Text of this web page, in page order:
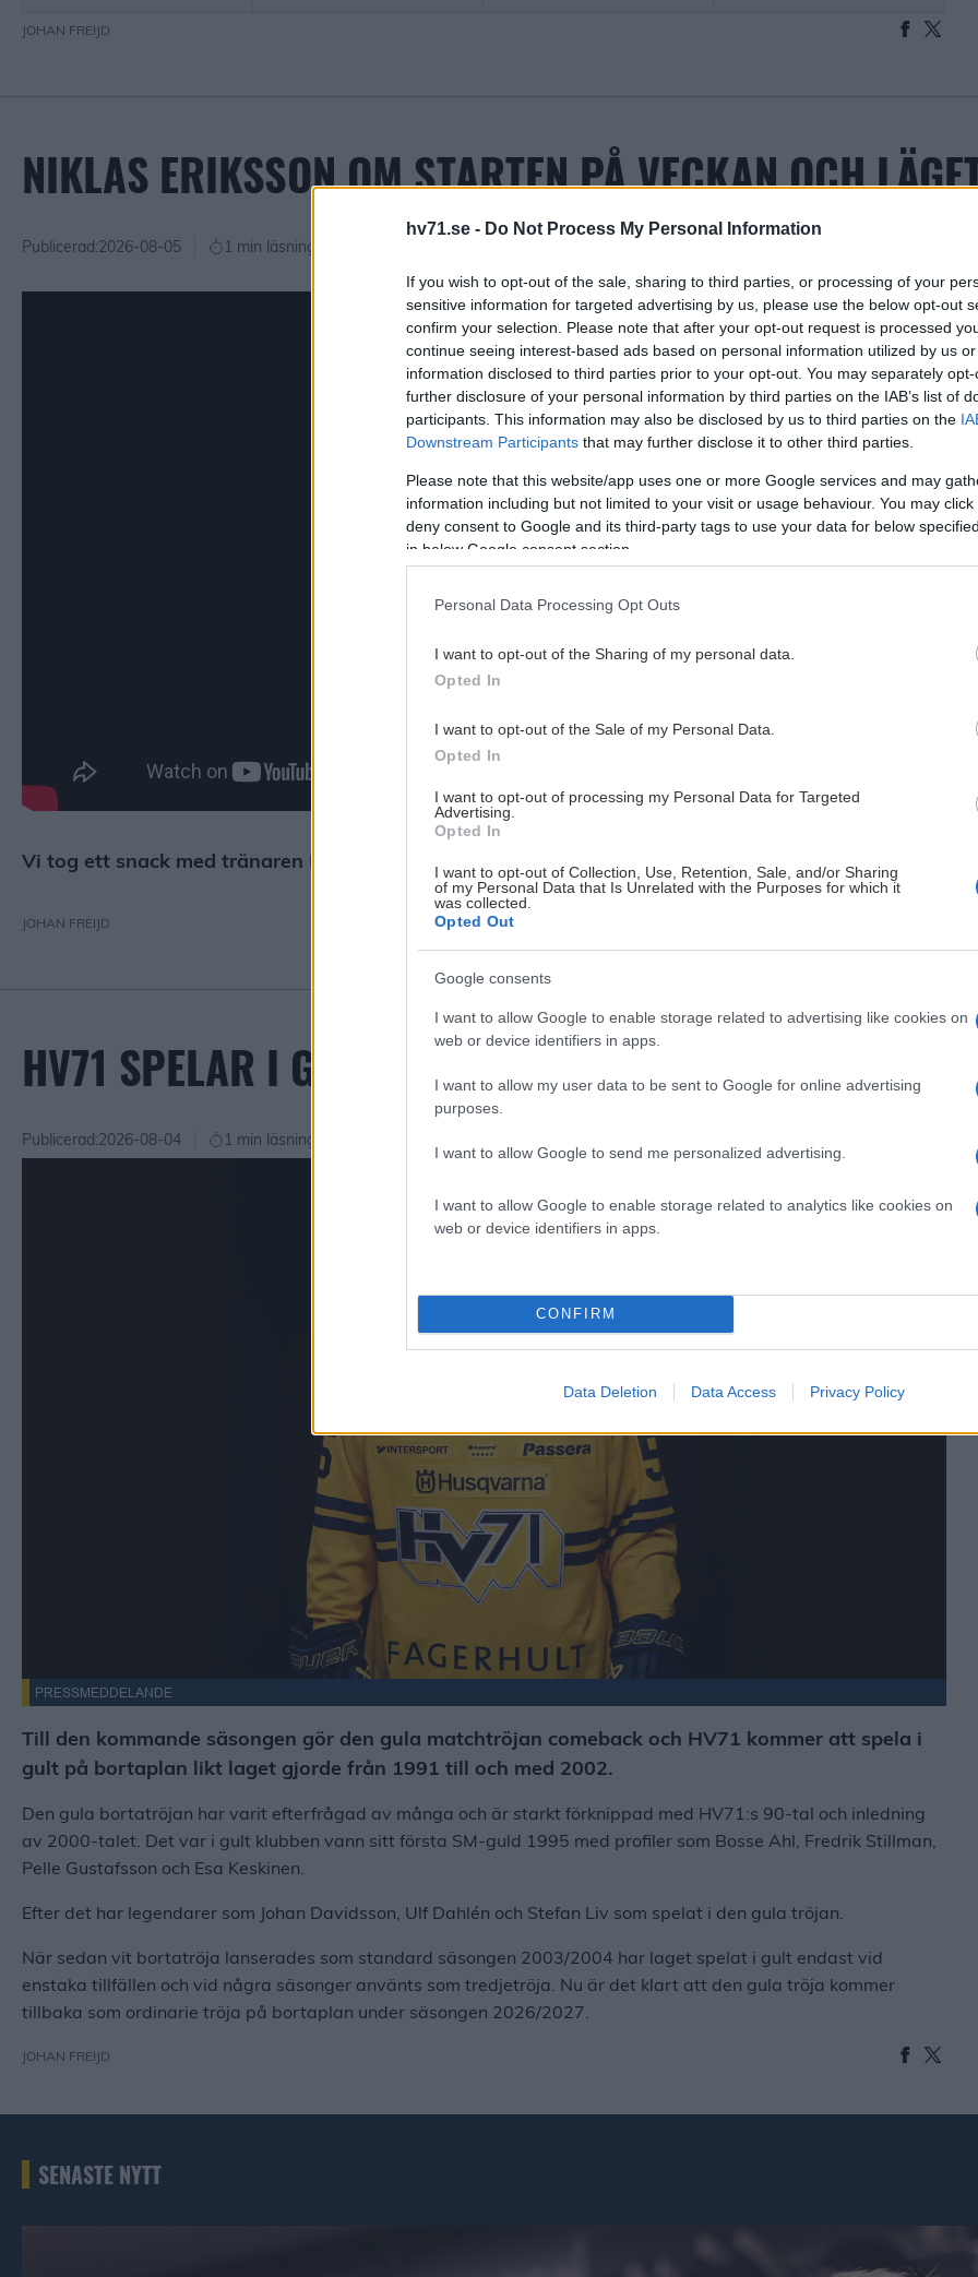
hv71.se - Do Not Process My Personal Information
If you wish to opt-out of the sale, sharing to third parties, or processing of your
sensitive information for targeted advertising by us, please use the below opt-out
confirm your selection. Please note that after your opt-out request is processed
continue seeing interest-based ads based on personal information utilized by us
information disclosed to third parties prior to your opt-out. You may separately
further disclosure of your personal information by third parties on the IAB’s list of
participants. This information may also be disclosed by us to third parties on the
Downstream Participants that may further disclose it to other third parties.
Please note that this website/app uses one or more Google services and may
information including but not limited to your visit or usage behaviour. You may
deny consent to Google and its third-party tags to use your data for below
in below Google consent section.
Personal Data Processing Opt Outs
I want to opt-out of the Sharing of my personal data.
Opted In
I want to opt-out of the Sale of my Personal Data.
Opted In
I want to opt-out of processing my Personal Data for Targeted
Advertising.
Opted In
I want to opt-out of Collection, Use, Retention, Sale, and/or Sharing
of my Personal Data that Is Unrelated with the Purposes for which it
was collected.
Opted Out
Google consents
I want to allow Google to enable storage related to advertising like cookies on
web or device identifiers in apps.
I want to allow my user data to be sent to Google for online advertising
purposes.
I want to allow Google to send me personalized advertising.
I want to allow Google to enable storage related to analytics like cookies on
web or device identifiers in apps.
CONFIRM
Data Deletion Data Access Privacy Policy
JOHAN FREIJD
NIKLAS ERIKSSON OM STARTEN PÅ VECKAN OCH
Publicerad:2026-08-05 1 min läsning
Vi tog ett snack med tränaren Niklas Eriksson om första träningsveckan och läget i laget.
JOHAN FREIJD
HV71 SPELAR I GULT PÅ BORTAPLAN SÄSONGEN 2026/
Publicerad:2026-08-04 1 min läsning
PRESSMEDDELANDE
Till den kommande säsongen gör den gula matchtröjan comeback och HV71 kommer att spela i
gult på bortaplan likt laget gjorde från 1991 till och med 2002.
Den gula bortatröjan har varit efterfrågad av många och är starkt förknippad med HV71:s 90-tal och inledning
av 2000-talet. Det var i gult klubben vann sitt första SM-guld 1995 med profiler som Bosse Ahl, Fredrik Stillman,
Pelle Gustafsson och Esa Keskinen.
Efter det har legendarer som Johan Davidsson, Ulf Dahlén och Stefan Liv som spelat i den gula tröjan.
När sedan vit bortatröja lanserades som standard säsongen 2003/2004 har laget spelat i gult endast vid
enstaka tillfällen och vid några säsonger använts som tredjetröja. Nu är det klart att den gula tröja kommer
tillbaka som ordinarie tröja på bortaplan under säsongen 2026/2027.
JOHAN FREIJD
SENASTE NYTT